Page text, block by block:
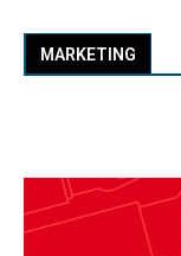
MARKETING